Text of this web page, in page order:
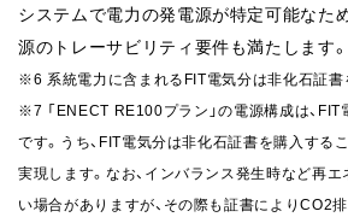
システムで電力の発電源が特定可能なた
源のトレーサビリティ要件も満たします。
※6 系統電力に含まれるFIT電気分は非化石証書
※7 「ENECT RE100プラン」の電源構成は、
です。うち、FIT電気分は非化石証書を購入する
実現します。なお、インバランス発生時など再
い場合がありますが、その際も証書によりCO2